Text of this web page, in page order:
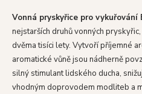
Vonná pryskyřice pro vykuřování
nejstarších druhů vonných
dvěma tisíci lety. Vytvoří příjemné
aromatické vůně jsou nádherně
silný stimulant lidského ducha,
vhodným doprovodem modliteb a
D
o
p
o